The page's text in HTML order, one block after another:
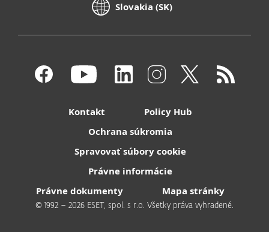
Slovakia (SK)
Kontakt
Policy Hub
Ochrana súkromia
Spravovať súbory cookie
Právne informácie
Právne dokumenty
Mapa stránky
© 1992 – 2026 ESET, spol. s r.o. Všetky práva vyhradené.